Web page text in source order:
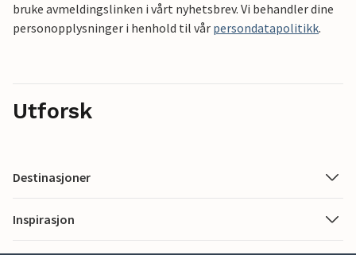
bruke avmeldingslinken i vårt nyhetsbrev. Vi behandler dine
personopplysninger i henhold til vår persondatapolitikk.
Utforsk
Destinasjoner
Inspirasjon